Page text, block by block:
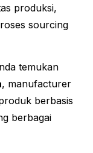
produksi,
sourcing
temukan
, manufacturer
berbasis
berbagai